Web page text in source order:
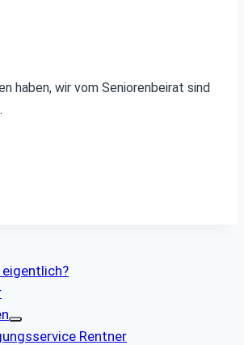
haben, wir vom Seniorenbeirat sind
Rentner